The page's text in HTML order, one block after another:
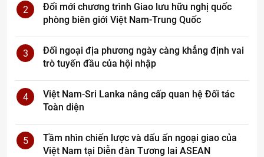
2
Đổi mới chương trình Giao lưu hữu nghị quốc
phòng biên giới Việt Nam-Trung Quốc
3
Đối ngoại địa phương ngày càng khẳng định vai
trò tuyến đầu của hội nhập
4
Việt Nam-Sri Lanka nâng cấp quan hệ Đối tác
Toàn diện
5
Tầm nhìn chiến lược và dấu ấn ngoại giao của
Việt Nam tại Diễn đàn Tương lai ASEAN